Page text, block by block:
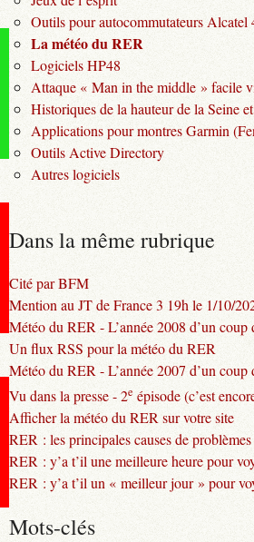
Outils pour autocommutateurs Alcatel
La météo du RER
Logiciels HP48
Attaque « Man in the middle » facile
Historiques de la hauteur de la Seine
Applications pour montres Garmin
Outils Active Directory
Autres logiciels
Dans la même rubrique
Cité par BFM
Mention au JT de France 3 19h le 1/10/
Météo du RER - L’année 2008 d’un coup
Un flux RSS pour la météo du RER
Météo du RER - L’année 2007 d’un coup
Vu dans la presse - 2e épisode (c’est
Afficher la météo du RER sur votre site
RER : les principales causes de problèmes
RER : y’a t’il une meilleure heure pour
RER : y’a t’il un « meilleur jour » pour
Mots-clés